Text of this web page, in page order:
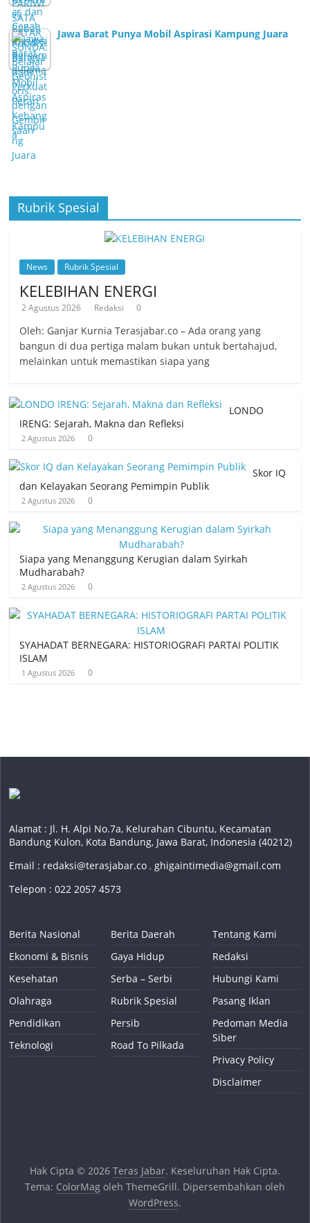
Jawa Barat Punya Mobil Aspirasi Kampung Juara
Rubrik Spesial
News Rubrik Spesial
KELEBIHAN ENERGI
2 Agustus 2026 Redaksi 0
Oleh: Ganjar Kurnia Terasjabar.co – Ada orang yang
bangun di dua pertiga malam bukan untuk bertahajud,
melainkan untuk memastikan siapa yang
LONDO
IRENG: Sejarah, Makna dan Refleksi
2 Agustus 2026 0
Skor IQ
dan Kelayakan Seorang Pemimpin Publik
2 Agustus 2026 0
Siapa yang Menanggung Kerugian dalam Syirkah
Mudharabah?
2 Agustus 2026 0
SYAHADAT BERNEGARA: HISTORIOGRAFI PARTAI POLITIK
ISLAM
1 Agustus 2026 0
Alamat : Jl. H. Alpi No.7a, Kelurahan Cibuntu, Kecamatan
Bandung Kulon, Kota Bandung, Jawa Barat, Indonesia (40212)
Email : redaksi@terasjabar.co ,ghigaintimedia@gmail.com
Telepon : 022 2057 4573
Berita Nasional
Ekonomi & Bisnis
Kesehatan
Olahraga
Pendidikan
Teknologi
Berita Daerah
Gaya Hidup
Serba – Serbi
Rubrik Spesial
Persib
Road To Pilkada
Tentang Kami
Redaksi
Hubungi Kami
Pasang Iklan
Pedoman Media
Siber
Privacy Policy
Disclaimer
Hak Cipta © 2026 Teras Jabar. Keseluruhan Hak Cipta.
Tema: ColorMagoleh ThemeGrill. Dipersembahkan oleh
WordPress.